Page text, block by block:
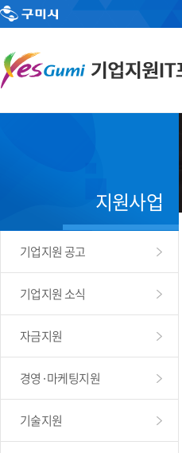
지원사업
기업지원 공고
기업지원 소식
자금지원
경영·마케팅지원
기술지원